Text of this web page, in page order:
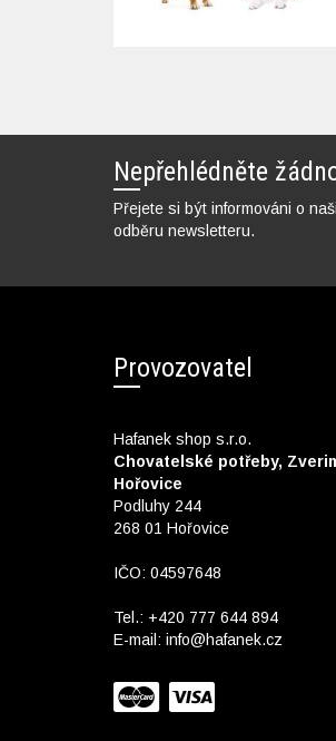
Nepřehlédněte
Přejete si být informováni o
odběru newsletteru.
Provozovatel
Hafanek shop s.r.o.
Chovatelské potřeby,
Hořovice
Podluhy 244
268 01 Hořovice
IČO: 04597648
Tel.: +420 777 644 894
E-mail: info@hafanek.cz